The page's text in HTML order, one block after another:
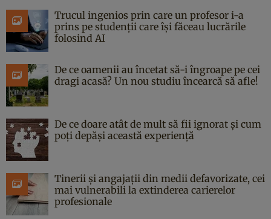
Trucul ingenios prin care un profesor i-a
prins pe studenții care își făceau lucrările
folosind AI
De ce oamenii au încetat să-i îngroape pe cei
dragi acasă? Un nou studiu încearcă să afle!
De ce doare atât de mult să fii ignorat și cum
poți depăși această experiență
Tinerii și angajații din medii defavorizate, cei
mai vulnerabili la extinderea carierelor
profesionale